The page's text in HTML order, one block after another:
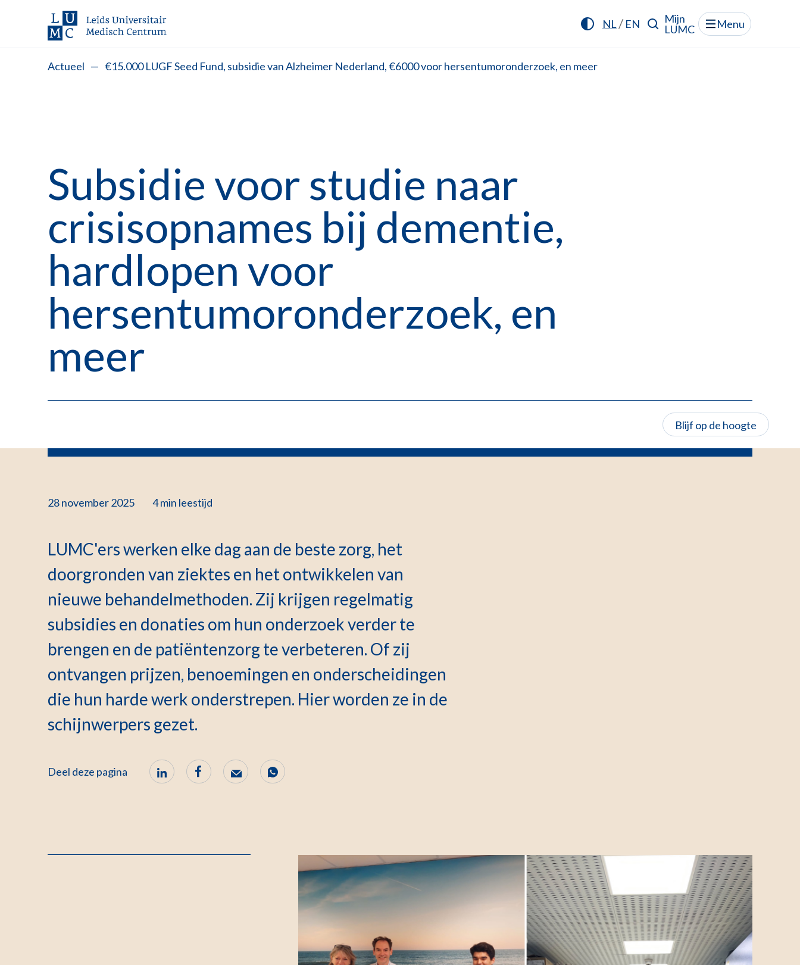
NL/ EN
Mijn
LUMC
Menu
Actueel — €15.000 LUGF Seed Fund, subsidie van Alzheimer Nederland, €6000 voor hersentumoronderzoek, en meer
Subsidie voor studie naar
crisisopnames bij dementie,
hardlopen voor
hersentumoronderzoek, en
meer
Blijf op de hoogte
28 november 2025 4 min leestijd
LUMC'ers werken elke dag aan de beste zorg, het
doorgronden van ziektes en het ontwikkelen van
nieuwe behandelmethoden. Zij krijgen regelmatig
subsidies en donaties om hun onderzoek verder te
brengen en de patiëntenzorg te verbeteren. Of zij
ontvangen prijzen, benoemingen en onderscheidingen
die hun harde werk onderstrepen. Hier worden ze in de
schijnwerpers gezet.
Deel deze pagina